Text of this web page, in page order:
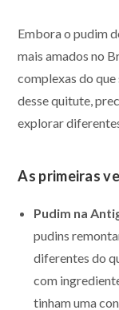
Embora o pudim
mais amados no
complexas do
desse quitute,
explorar
As primeiras
Pudim na
pudins
diferentes do
com
tinham uma